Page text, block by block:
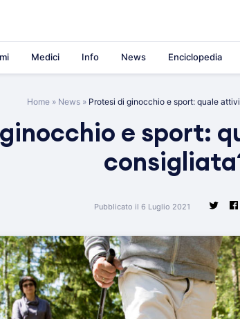
Medici Info News Enciclopedia
Home » News » Protesi di ginocchio e sport: quale
ginocchio e sport:
Pubblicato il 6 Luglio 2021